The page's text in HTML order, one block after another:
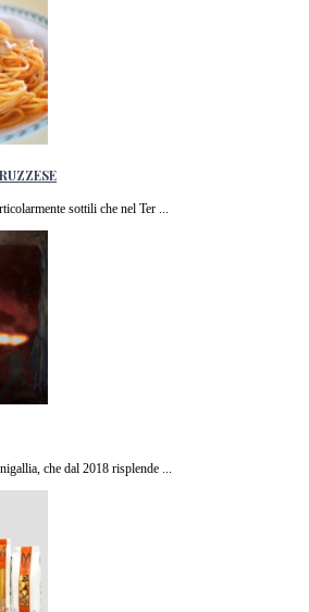
sottili che nel Ter ...
che dal 2018 risplende ...